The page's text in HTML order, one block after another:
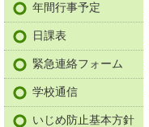
年間行事予定
日課表
緊急連絡フォーム
学校通信
いじめ防止基本方針